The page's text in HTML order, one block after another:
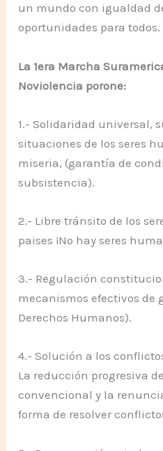
un mundo con igualdad
oportunidades para todos.
La 1era Marcha
Noviolencia porone:
1.- Solidaridad universal,
situaciones de los seres
miseria, (garantía de
subsistencia).
2.- Libre tránsito de los
paises ¡No hay seres
3.- Regulación
mecanismos efectivos de
Derechos Humanos).
4.- Solución a los
La reducción progresiva
convencional y la
forma de resolver